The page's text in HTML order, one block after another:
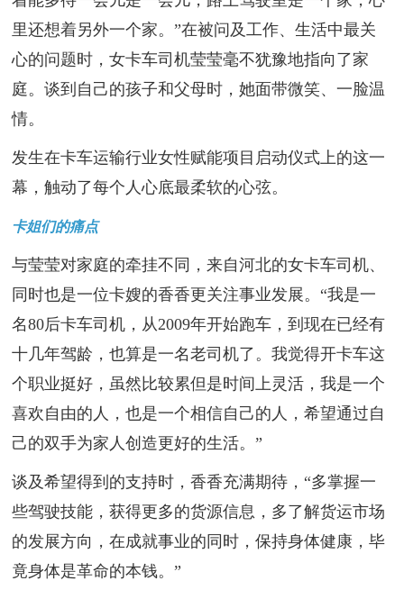
里还想着另外一个家。”在被问及工作、生活中最关
心的问题时，女卡车司机莹莹毫不犹豫地指向了家
庭。谈到自己的孩子和父母时，她面带微笑、一脸温
情。
发生在卡车运输行业女性赋能项目启动仪式上的这一
幕，触动了每个人心底最柔软的心弦。
卡姐们的痛点
与莹莹对家庭的牵挂不同，来自河北的女卡车司机、
同时也是一位卡嫂的香香更关注事业发展。“我是一
名80后卡车司机，从2009年开始跑车，到现在已经有
十几年驾龄，也算是一名老司机了。我觉得开卡车这
个职业挺好，虽然比较累但是时间上灵活，我是一个
喜欢自由的人，也是一个相信自己的人，希望通过自
己的双手为家人创造更好的生活。”
谈及希望得到的支持时，香香充满期待，“多掌握一
些驾驶技能，获得更多的货源信息，多了解货运市场
的发展方向，在成就事业的同时，保持身体健康，毕
竟身体是革命的本钱。”